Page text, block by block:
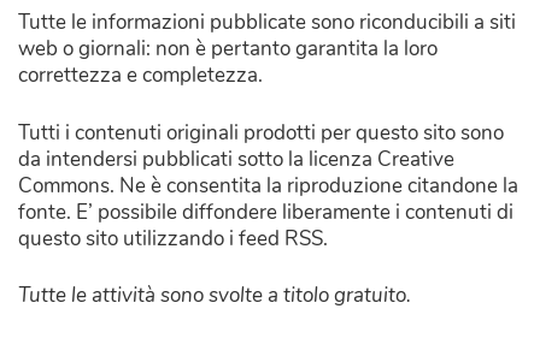
Tutte le informazioni pubblicate sono riconducibili a siti
web o giornali: non è pertanto garantita la loro
correttezza e completezza.
Tutti i contenuti originali prodotti per questo sito sono
da intendersi pubblicati sotto la licenza Creative
Commons. Ne è consentita la riproduzione citandone la
fonte. E’ possibile diffondere liberamente i contenuti di
questo sito utilizzando i feed RSS.
Tutte le attività sono svolte a titolo gratuito.